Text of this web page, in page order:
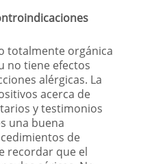
totalmente orgánica
no tiene efectos
alérgicas. La
acerca de
y testimonios
una buena
de
recordar que el